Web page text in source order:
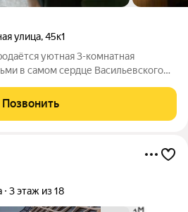
улица,45к1
уютная 3-комнатная
в самом сердце Васильевского
дом
Позвонить
3 этаж из 18